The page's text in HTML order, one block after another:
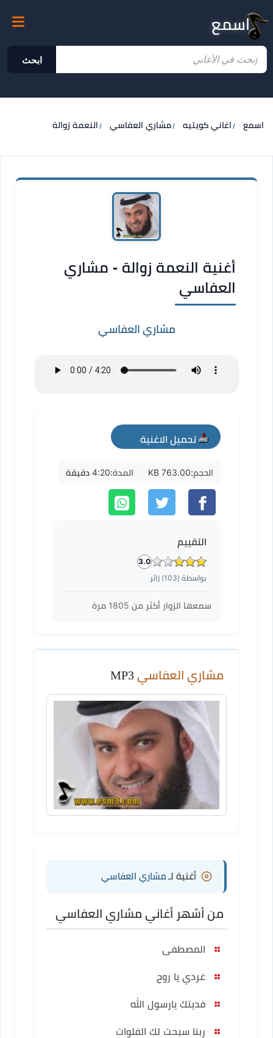
اسمع
ابحث
اسمع اغاني كويتيه مشاري العفاسي النعمة زوالة
أغنية النعمة زوالة - مشاري
العفاسي
مشاري العفاسي
تحميل الاغنية
mp3
الحجم:763.00 KB المدة:4:20 دقيقة
التقييم
3.0
بواسطة (103) زائر
سمعها الزوار أكثر من 1805 مرة
مشاري العفاسي
أغنية لـ مشاري العفاسي
من أشهر أغاني مشاري العفاسي
المصطفى
غردي يا روح
فديتك يارسول الله
ربنا سبحت لك الفلوات